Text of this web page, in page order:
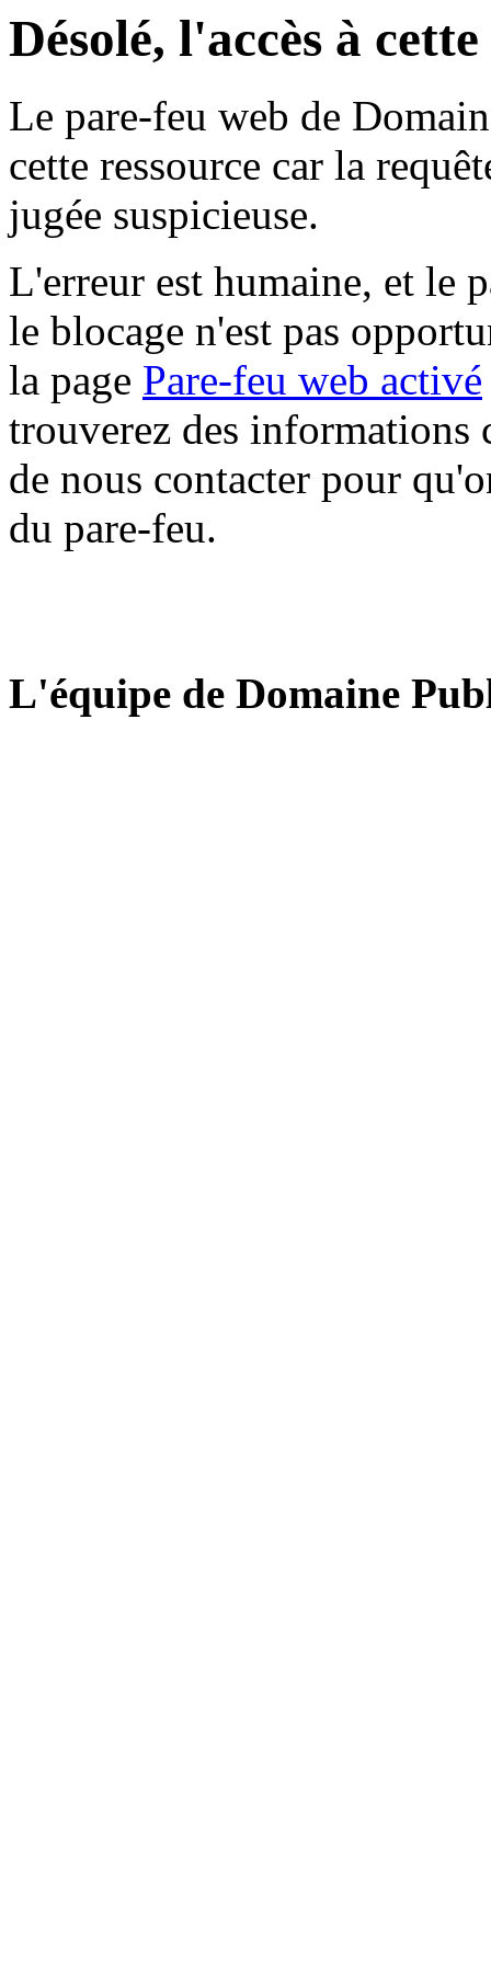
Désolé, l'accès à
Le pare-feu web de
cette ressource car la
jugée suspicieuse.
L'erreur est humaine, et le
le blocage n'est pas
la page Pare-feu web activé
trouverez des informations
de nous contacter pour
du pare-feu.
L'équipe de Domaine